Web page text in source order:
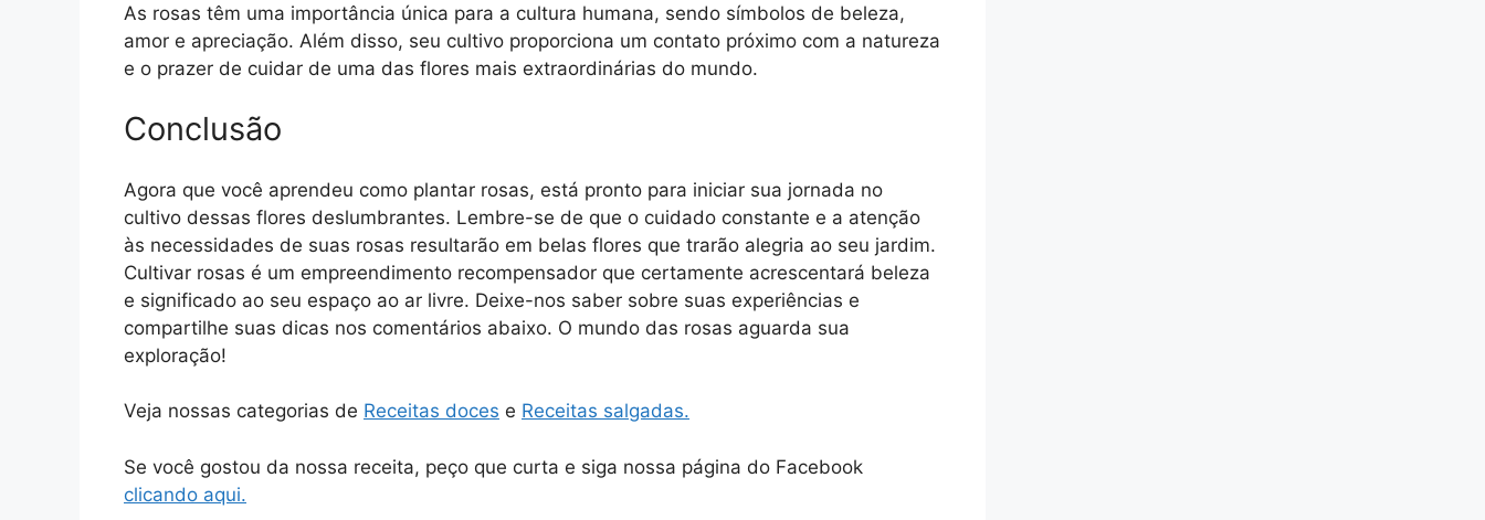
As rosas têm uma importância única para a cultura humana, sendo símbolos de beleza,
amor e apreciação. Além disso, seu cultivo proporciona um contato próximo com a natureza
e o prazer de cuidar de uma das flores mais extraordinárias do mundo.
Conclusão
Agora que você aprendeu como plantar rosas, está pronto para iniciar sua jornada no
cultivo dessas flores deslumbrantes. Lembre-se de que o cuidado constante e a atenção
às necessidades de suas rosas resultarão em belas flores que trarão alegria ao seu jardim.
Cultivar rosas é um empreendimento recompensador que certamente acrescentará beleza
e significado ao seu espaço ao ar livre. Deixe-nos saber sobre suas experiências e
compartilhe suas dicas nos comentários abaixo. O mundo das rosas aguarda sua
exploração!
Veja nossas categorias de Receitas doces e Receitas salgadas.
Se você gostou da nossa receita, peço que curta e siga nossa página do Facebook
clicando aqui.